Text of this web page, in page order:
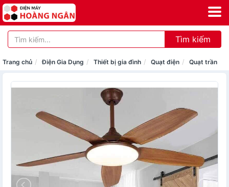
Tìm kiếm
Trang chủ Điện Gia Dụng Thiết bị gia đình Quạt điện Quạt trần